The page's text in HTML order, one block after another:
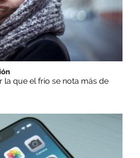
la que el frío se nota más de